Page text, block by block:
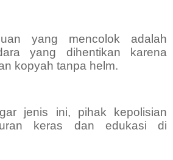
yang mencolok adalah
yang dihentikan karena
kopyah tanpa helm.
jenis ini, pihak kepolisian
keras dan edukasi di